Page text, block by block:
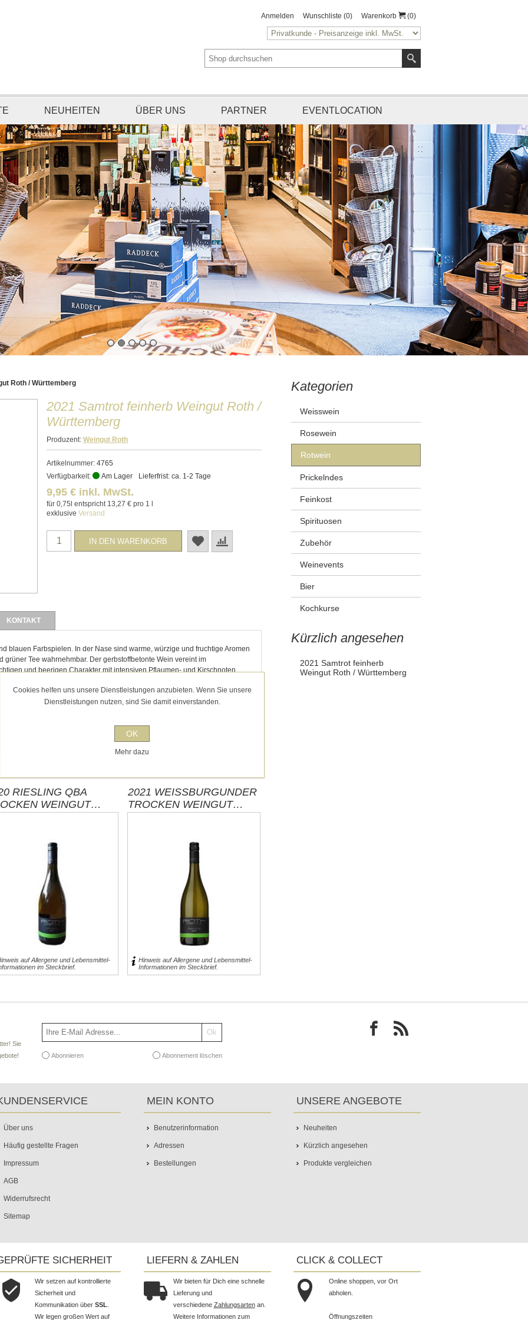
Anmelden Wunschliste (0) Warenkorb (0)
NEUHEITEN ÜBER UNS PARTNER EVENTLOCATION
Roth / Württemberg
2021 Samtrot feinherb Weingut Roth /
Württemberg
Produzent: Weingut Roth
Artikelnummer: 4765
Verfügbarkeit:
Am Lager Lieferfrist: ca. 1-2 Tage
9,95 € inkl. MwSt.
für 0,75l entspricht 13,27 € pro 1 l
exklusive Versand
KONTAKT
blauen Farbspielen. In der Nase sind warme, würzige und fruchtige Aromen
Tee wahrnehmbar. Der gerbstoffbetonte Wein vereint im
und beerigen Charakter mit intensiven Pflaumen- und Kirschnoten.
haben, kauften auch
RIESLING QBA
WEINGUT
auf Allergene und Lebensmittel-
im Steckbrief.
2021 WEISSBURGUNDER
TROCKEN WEINGUT
Hinweis auf Allergene und Lebensmittel-
Informationen im Steckbrief.
8,95 € inkl. MwSt.
für 0,75l entspricht 11,93 € pro 1 l
Kategorien
Weisswein
Rosewein
Rotwein
Prickelndes
Feinkost
Spirituosen
Zubehör
Weinevents
Bier
Kochkurse
Kürzlich angesehen
2021 Samtrot feinherb
Weingut Roth / Württemberg
Sie
Abonnieren Abonnement löschen
Über uns
Häufig gestellte Fragen
Impressum
AGB
Widerrufsrecht
Sitemap
MEIN KONTO
Benutzerinformation
Adressen
Bestellungen
UNSERE ANGEBOTE
Neuheiten
Kürzlich angesehen
Produkte vergleichen
SICHERHEIT
Wir setzen auf kontrollierte
Sicherheit und
Kommunikation über SSL.
Wir legen großen Wert auf
LIEFERN & ZAHLEN
Wir bieten für Dich eine schnelle
Lieferung und
verschiedene Zahlungsartenan.
Weitere Informationen zum
CLICK & COLLECT
Online shoppen, vor Ort
abholen.
Öffnungszeiten
Cookies helfen uns unsere Dienstleistungen anzubieten. Wenn Sie unsere
Dienstleistungen nutzen, sind Sie damit einverstanden.
OK
Mehr dazu